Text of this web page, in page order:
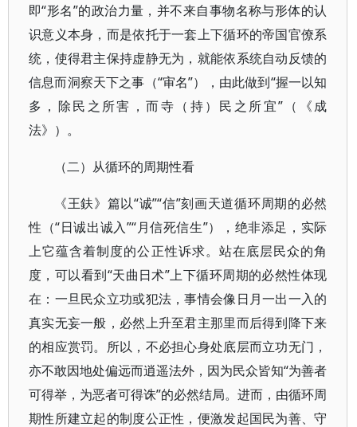
即“形名”的政治力量，并不来自事物名称与形体的认
识意义本身，而是依托于一套上下循环的帝国官僚系
统，使得君主保持虚静无为，就能依系统自动反馈的
信息而洞察天下之事（“审名”），由此做到“握一以知
多，除民之所害，而寺（持）民之所宜”（《成
法》）。
（二）从循环的周期性看
《王鈇》篇以“诚”“信”刻画天道循环周期的必然
性（“日诚出诚入”“月信死信生”），绝非添足，实际
上它蕴含着制度的公正性诉求。站在底层民众的角
度，可以看到“天曲日术”上下循环周期的必然性体现
在：一旦民众立功或犯法，事情会像日月一出一入的
真实无妄一般，必然上升至君主那里而后得到降下来
的相应赏罚。所以，不必担心身处底层而立功无门，
亦不敢因地处偏远而逍遥法外，因为民众皆知“为善者
可得举，为恶者可得诛”的必然结局。进而，由循环周
期性所建立起的制度公正性，便激发起国民为善、守